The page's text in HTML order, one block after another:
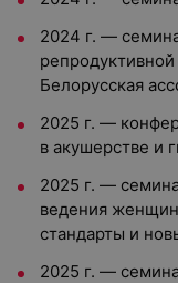
2024 г. —
Белорусская
2025 г. —
в акушерстве и
2025 г. —
ведения
стандарты и
2025 г. —